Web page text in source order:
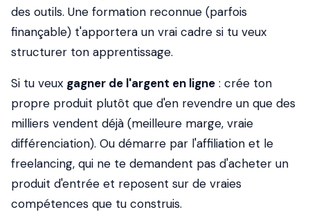
des outils. Une formation reconnue (parfois
finançable) t'apportera un vrai cadre si tu veux
structurer ton apprentissage.
Si tu veux gagner de l'argent en ligne : crée ton
propre produit plutôt que d'en revendre un que des
milliers vendent déjà (meilleure marge, vraie
différenciation). Ou démarre par l'affiliation et le
freelancing, qui ne te demandent pas d'acheter un
produit d'entrée et reposent sur de vraies
compétences que tu construis.